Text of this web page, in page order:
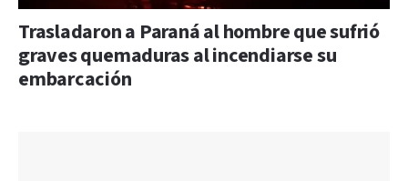
Trasladaron a Paraná al hombre que sufrió
graves quemaduras al incendiarse su
embarcación